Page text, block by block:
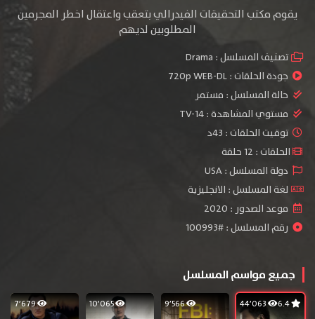
يقوم مكتب التحقيقات الفيدرالي بتعقب واعتقال اخطر المجرمين
المطلوبين لديهم
تصنيف المسلسل : Drama
جودة الحلقات :720p WEB-DL
حالة المسلسل : مستمر
مستوي المشاهدة :TV-14
توقيت الحلقات : 43د
الحلقات : 12 حلقة
دولة المسلسل : USA
لغة المسلسل : الانجليزية
موعد الصدور : 2020
رقم المسلسل : #100993
جميع مواسم المسلسل
9٬566 10٬065 7٬679